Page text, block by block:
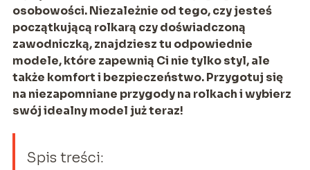
osobowości. Niezależnie od tego, czy jesteś
początkującą rolkarą czy doświadczoną
zawodniczką, znajdziesz tu odpowiednie
modele, które zapewnią Ci nie tylko styl, ale
także komfort i bezpieczeństwo. Przygotuj się
na niezapomniane przygody na rolkach i wybierz
swój idealny model już teraz!
Spis treści: